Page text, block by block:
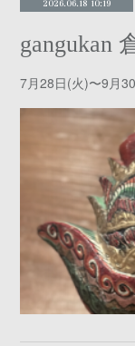
2026.06.18 10:19
gangukan
7月28日(火)〜9月